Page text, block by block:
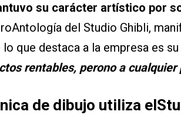
su carácter artístico por
del Studio Ghibli,
lo que destaca a la empresa es
rentables, perono a cualquier
de dibujo utiliza